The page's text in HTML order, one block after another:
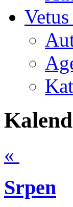
«
Srpen